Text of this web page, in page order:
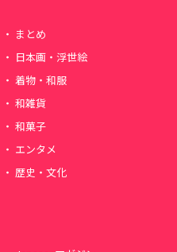
まとめ
日本画・浮世絵
着物・和服
和雑貨
和菓子
エンタメ
歴史・文化